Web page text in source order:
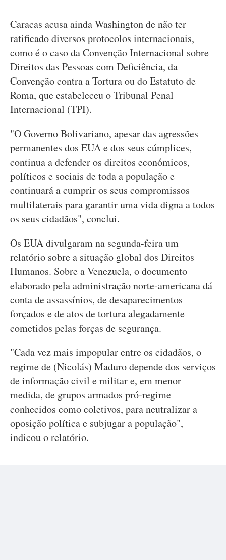
Caracas acusa ainda Washington de não ter
ratificado diversos protocolos internacionais,
como é o caso da Convenção Internacional sobre
Direitos das Pessoas com Deficiência, da
Convenção contra a Tortura ou do Estatuto de
Roma, que estabeleceu o Tribunal Penal
Internacional (TPI).
"O Governo Bolivariano, apesar das agressões
permanentes dos EUA e dos seus cúmplices,
continua a defender os direitos económicos,
políticos e sociais de toda a população e
continuará a cumprir os seus compromissos
multilaterais para garantir uma vida digna a todos
os seus cidadãos", conclui.
Os EUA divulgaram na segunda-feira um
relatório sobre a situação global dos Direitos
Humanos. Sobre a Venezuela, o documento
elaborado pela administração norte-americana dá
conta de assassínios, de desaparecimentos
forçados e de atos de tortura alegadamente
cometidos pelas forças de segurança.
"Cada vez mais impopular entre os cidadãos, o
regime de (Nicolás) Maduro depende dos serviços
de informação civil e militar e, em menor
medida, de grupos armados pró-regime
conhecidos como coletivos, para neutralizar a
oposição política e subjugar a população",
indicou o relatório.